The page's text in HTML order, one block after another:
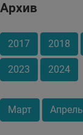
Архив
2017 2018
2023 2024
Март Апрель